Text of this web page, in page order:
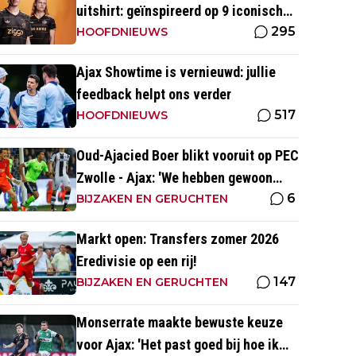
uitshirt: geïnspireerd op 9 iconische
momenten uit clubhistorie
HOOFDNIEUWS 295
Ajax Showtime is vernieuwd: jullie
feedback helpt ons verder
HOOFDNIEUWS 517
Oud-Ajacied Boer blikt vooruit op PEC
Zwolle - Ajax: 'We hebben gewoon
weer kans tegen Ajax'
BIJZAKEN EN GERUCHTEN 6
Markt open: Transfers zomer 2026
Eredivisie op een rij!
BIJZAKEN EN GERUCHTEN 147
Monserrate maakte bewuste keuze
voor Ajax: 'Het past goed bij hoe ik